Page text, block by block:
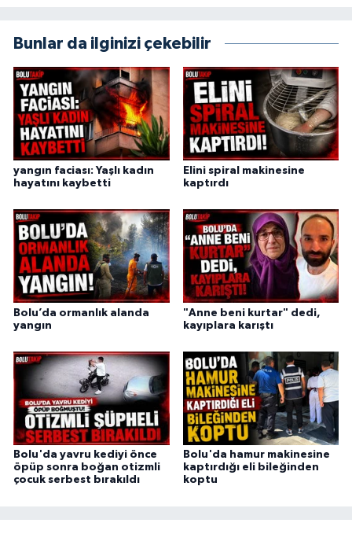
Bunlar da ilginizi çekebilir
yangın faciası: Yaşlı kadın
hayatını kaybetti
Elini spiral makinesine
kaptırdı
Bolu’da ormanlık alanda
yangın
"Anne beni kurtar" dedi,
kayıplara karıştı
Bolu'da yavru kediyi önce
öpüp sonra boğan otizmli
çocuk serbest bırakıldı
Bolu'da hamur makinesine
kaptırdığı eli bileğinden
koptu